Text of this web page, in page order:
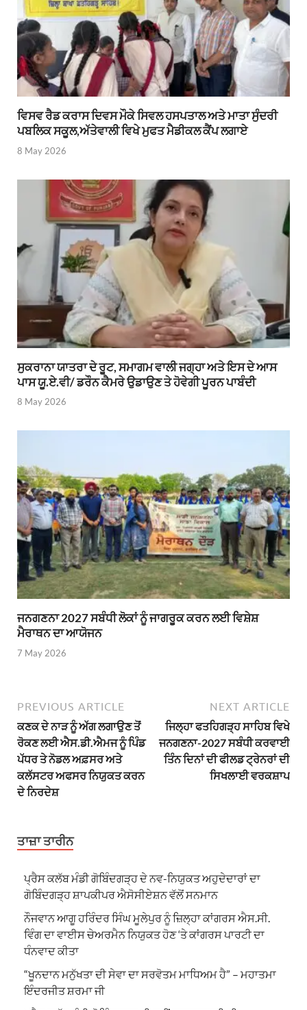
ਵਿਸਵ ਰੈਡ ਕਰਾਸ ਦਿਵਸ ਮੌਕੇ ਸਿਵਲ ਹਸਪਤਾਲ ਅਤੇ ਮਾਤਾ ਸੁੰਦਰੀ
ਪਬਲਿਕ ਸਕੂਲ,ਅੱਤੇਵਾਲੀ ਵਿਖੇ ਮੁਫਤ ਮੈਡੀਕਲ ਕੈਂਪ ਲਗਾਏ
8 May 2026
ਸੁਕਰਾਨਾ ਯਾਤਰਾ ਦੇ ਰੂਟ, ਸਮਾਗਮ ਵਾਲੀ ਜਗ੍ਹਾ ਅਤੇ ਇਸ ਦੇ ਆਸ
ਪਾਸ ਯੂ.ਏ.ਵੀ/ ਡਰੌਨ ਕੈਮਰੇ ਉਡਾਉਣ ਤੇ ਹੋਵੇਗੀ ਪੂਰਨ ਪਾਬੰਦੀ
8 May 2026
ਜਨਗਣਨਾ 2027 ਸਬੰਧੀ ਲੋਕਾਂ ਨੂੰ ਜਾਗਰੂਕ ਕਰਨ ਲਈ ਵਿਸ਼ੇਸ਼
ਮੈਰਾਥਨ ਦਾ ਆਯੋਜਨ
7 May 2026
PREVIOUS ARTICLE
ਕਣਕ ਦੇ ਨਾੜ ਨੂੰ ਅੱਗ ਲਗਾਉਣ ਤੋਂ
ਰੋਕਣ ਲਈ ਐਸ.ਡੀ.ਐਮਜ ਨੂੰ ਪਿੰਡ
ਪੱਧਰ ਤੇ ਨੋਡਲ ਅਫ਼ਸਰ ਅਤੇ
ਕਲੱਸਟਰ ਅਫਸਰ ਨਿਯੁਕਤ ਕਰਨ
ਦੇ ਨਿਰਦੇਸ਼
NEXT ARTICLE
ਜਿਲ੍ਹਾ ਫਤਹਿਗੜ੍ਹ ਸਾਹਿਬ ਵਿਖੇ
ਜਨਗਣਨਾ-2027 ਸਬੰਧੀ ਕਰਵਾਈ
ਤਿੰਨ ਦਿਨਾਂ ਦੀ ਫੀਲਡ ਟ੍ਰੇਨਰਾਂ ਦੀ
ਸਿਖਲਾਈ ਵਰਕਸ਼ਾਪ
ਤਾਜ਼ਾ ਤਾਰੀਨ
ਪ੍ਰੈਸ ਕਲੱਬ ਮੰਡੀ ਗੋਬਿੰਦਗੜ੍ਹ ਦੇ ਨਵ-ਨਿਯੁਕਤ ਅਹੁਦੇਦਾਰਾਂ ਦਾ
ਗੋਬਿੰਦਗੜ੍ਹ ਸ਼ਾਪਕੀਪਰ ਐਸੋਸੀਏਸ਼ਨ ਵੱਲੋਂ ਸਨਮਾਨ
ਨੌਜਵਾਨ ਆਗੂ ਹਰਿੰਦਰ ਸਿੰਘ ਮੂਲੇਪੁਰ ਨੂੰ ਜ਼ਿਲ੍ਹਾ ਕਾਂਗਰਸ ਐਸ.ਸੀ.
ਵਿੰਗ ਦਾ ਵਾਈਸ ਚੇਅਰਮੈਨ ਨਿਯੁਕਤ ਹੋਣ ‘ਤੇ ਕਾਂਗਰਸ ਪਾਰਟੀ ਦਾ
ਧੰਨਵਾਦ ਕੀਤਾ
“ਖੂਨਦਾਨ ਮਨੁੱਖਤਾ ਦੀ ਸੇਵਾ ਦਾ ਸਰਵੋਤਮ ਮਾਧਿਅਮ ਹੈ” – ਮਹਾਤਮਾ
ਇੰਦਰਜੀਤ ਸ਼ਰਮਾ ਜੀ